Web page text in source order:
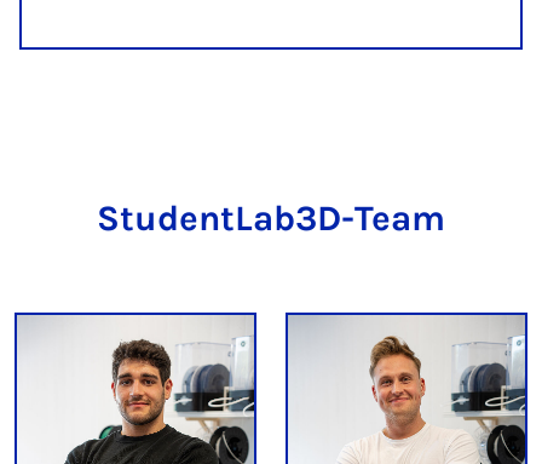
StudentLab3D-Team